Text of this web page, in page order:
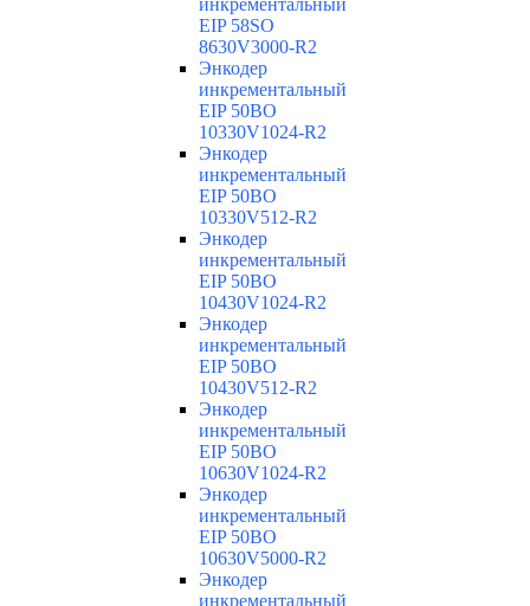
инкрементальный
EIP 58SO
8630V3000-R2
Энкодер
инкрементальный
EIP 50BO
10330V1024-R2
Энкодер
инкрементальный
EIP 50BO
10330V512-R2
Энкодер
инкрементальный
EIP 50BO
10430V1024-R2
Энкодер
инкрементальный
EIP 50BO
10430V512-R2
Энкодер
инкрементальный
EIP 50BO
10630V1024-R2
Энкодер
инкрементальный
EIP 50BO
10630V5000-R2
Энкодер
инкрементальный